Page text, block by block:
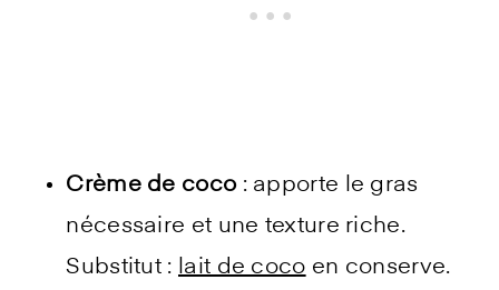
Crème de coco: apporte le gras
nécessaire et une texture riche.
Substitut : lait de coco en conserve.